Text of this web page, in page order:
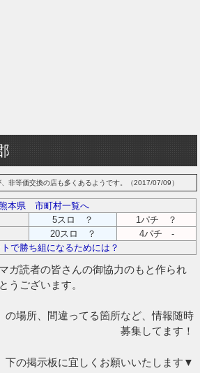
非等価交換の店も多くあるようです。（2017/07/09）
本県 市町村一覧へ
5スロ ？
1パチ ？
20スロ ？
4パチ -
で勝ち組になるためには？
ガ読者の皆さんの御協力のもと作られ
うございます。
の場所、間違ってる箇所など、情報随時
募集してます！
下の掲示板に宜しくお願いいたします▼